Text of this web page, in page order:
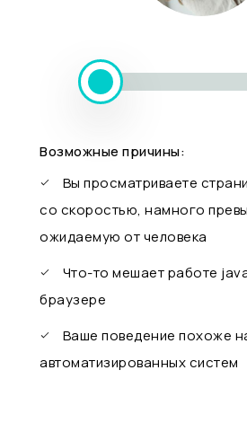
Возможные причины:
Вы просматриваете
со скоростью, намного
ожидаемую от человека
Что-то мешает работе
браузере
Ваше поведение похоже
автоматизированных систем